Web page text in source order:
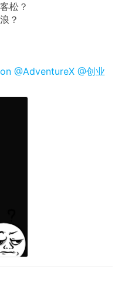
松？
？
@AdventureX @创业